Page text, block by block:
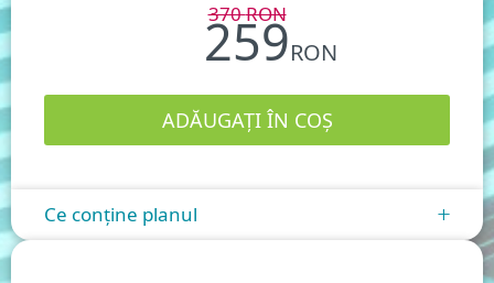
370RON
259RON
Ce conține planul +